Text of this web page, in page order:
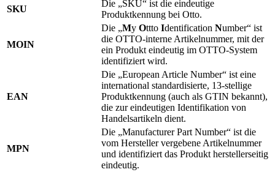
SKU
Die „SKU“ ist die eindeutige
Produktkennung bei Otto.
MOIN
Die „My Ottto Identification Number“ ist
die OTTO-interne Artikelnummer, mit der
ein Produkt eindeutig im OTTO-System
identifiziert wird.
EAN
Die „European Article Number“ ist eine
international standardisierte, 13-stellige
Produktkennung (auch als GTIN bekannt),
die zur eindeutigen Identifikation von
Handelsartikeln dient.
MPN
Die „Manufacturer Part Number“ ist die
vom Hersteller vergebene Artikelnummer
und identifiziert das Produkt herstellerseitig
eindeutig.